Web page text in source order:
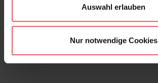
Auswahl erlauben
Nur notwendige Cookies